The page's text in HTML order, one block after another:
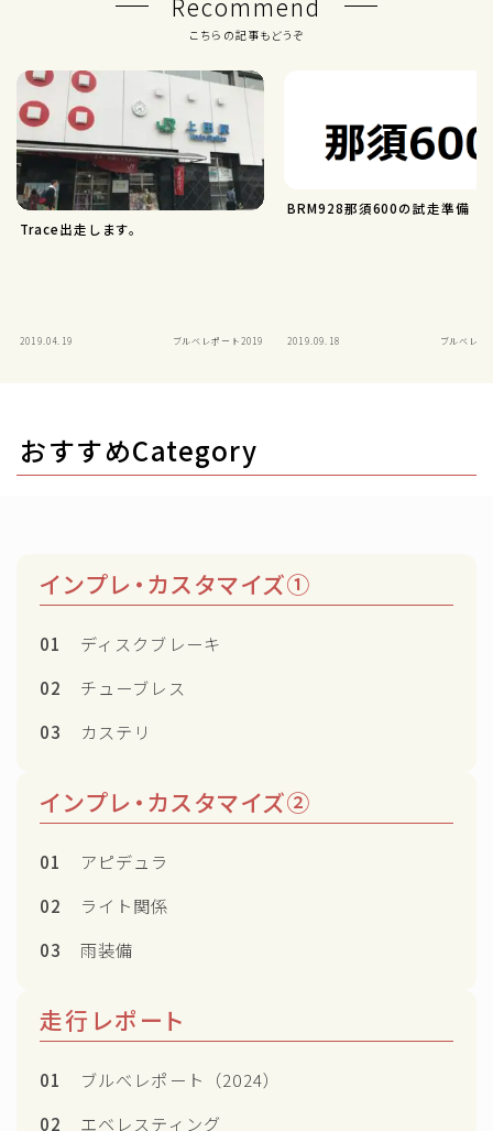
こちらの記事もどうぞ
Trace出走します。
2019.04.19 ブルベレポート2019
BRM928那須600の試走準備
2019.09.18 ブルベレポ
おすすめCategory
インプレ・カスタマイズ①
01
ディスクブレーキ
02
チューブレス
03
カステリ
インプレ・カスタマイズ②
01
アピデュラ
02
ライト関係
03
雨装備
走行レポート
01
ブルべレポート（2024）
02
エベレスティング